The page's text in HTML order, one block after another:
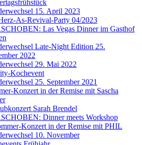
15. April 2023
As-Revival-Party 04/2023
Las Vegas Dinner im Gasthof
Late-Night Edition 25.
2022
29. Mai 2022
Kochevent
25. September 2021
Konzert in der Remise mit Sascha
Sarah Brendel
Dinner meets Workshop
Konzert in der Remise mit PHIL
10. November